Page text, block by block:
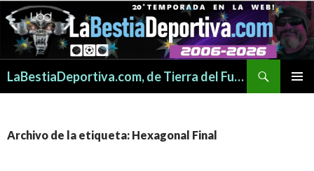
LaBestiaDeportiva.com, de Tierra del Fuego para todo el mundo
Archivo de la etiqueta: Hexagonal Final